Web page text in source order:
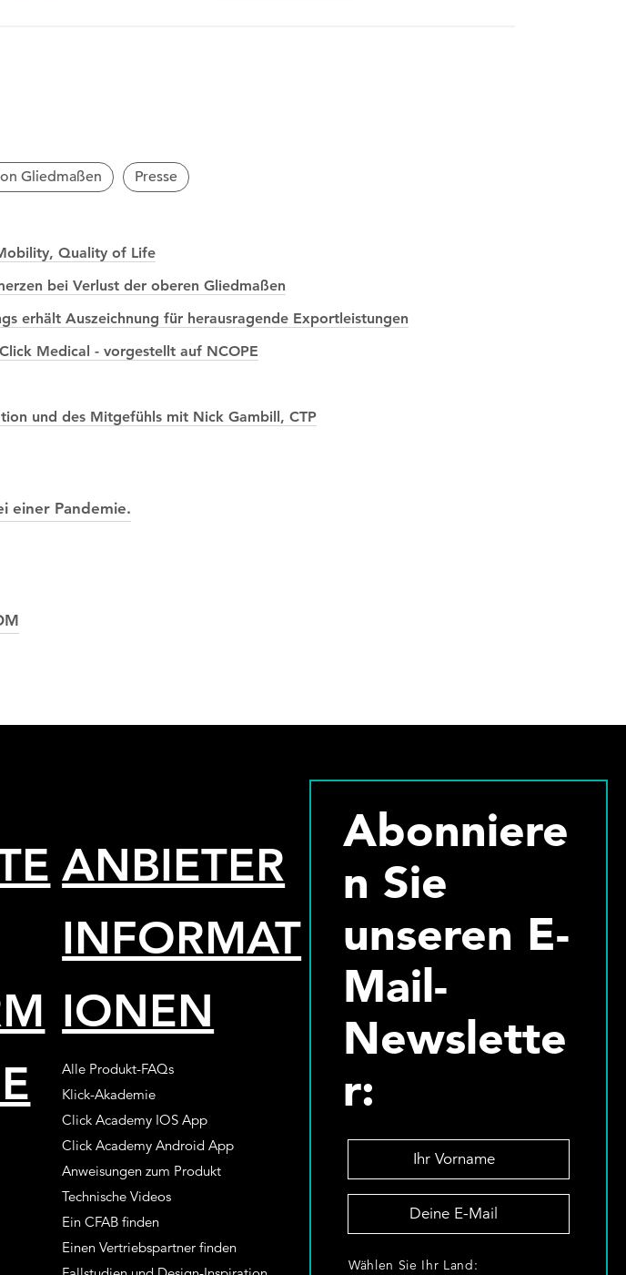
Gliedmaßen Presse
Quality of Life
bei Verlust der oberen Gliedmaßen
erhält Auszeichnung für herausragende Exportleistungen
Medical - vorgestellt auf NCOPE
und des Mitgefühls mit Nick Gambill, CTP
einer Pandemie.
ANBIETER
INFORMAT
IONEN
Alle Produkt-FAQs
Klick-Akademie
Click Academy IOS App
Click Academy Android App
Anweisungen zum Produkt
Technische Videos
Ein CFAB finden
Einen Vertriebspartner finden
Abonniere
n Sie
unseren E-
Mail-
Newslette
r:
o
n
n
W
Wählen Sie Ihr Land: